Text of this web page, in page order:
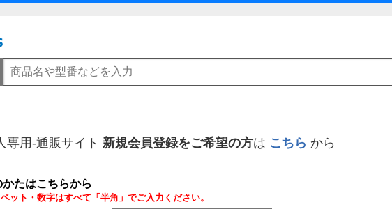
専用-通販サイト 新規会員登録をご希望の方は こちら から
たはこちらから
ット・数字はすべて「半角」でご入力ください。